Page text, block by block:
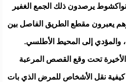
يرصدون ذلك الجمع الغفير
يعبرون مقطع الطريق الفاصل بين
والمؤدي إلى المحيط الأطلسي.
الأخيرة تحت وقع القصص المرعبة
كيفية نقل الأشخاص للمرض الذي بات